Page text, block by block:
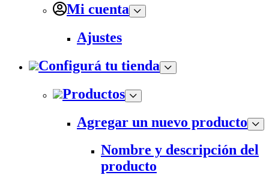
Mi cuenta
Ajustes
Configurá tu tienda
Productos
Agregar un nuevo producto
Nombre y descripción del
producto